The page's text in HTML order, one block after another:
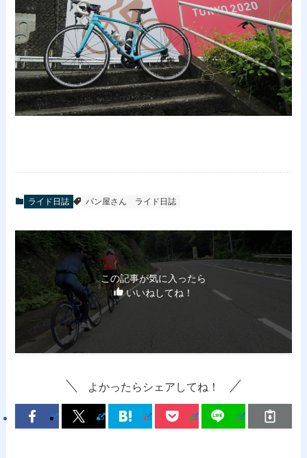
ライド日誌 パン屋さん ライド日誌
この記事が気に入ったら
いいねしてね！
よかったらシェアしてね！